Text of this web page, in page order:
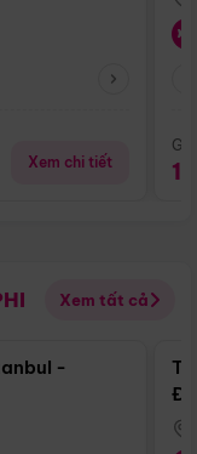
Xem chi tiết
Xem tất cả
Điểm nổi bật
-